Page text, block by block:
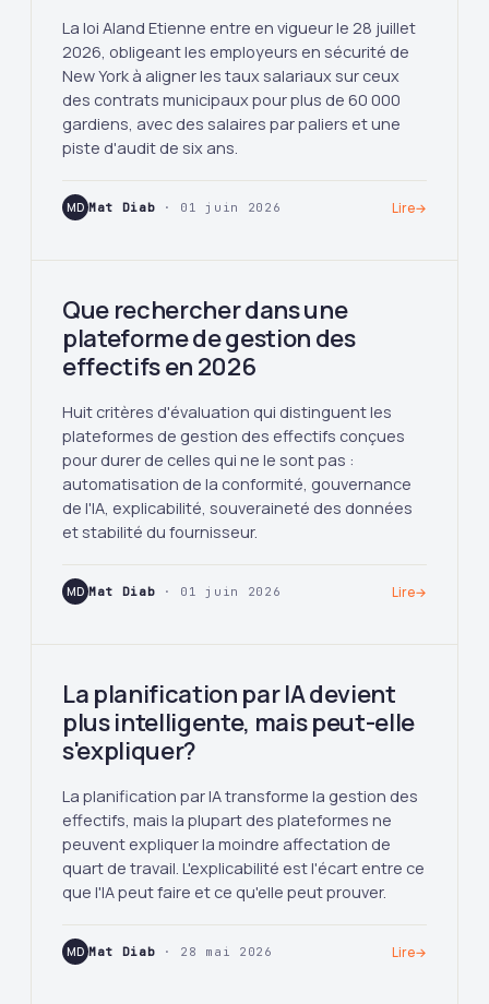
La loi Aland Etienne entre en vigueur le 28 juillet
2026, obligeant les employeurs en sécurité de
New York à aligner les taux salariaux sur ceux
des contrats municipaux pour plus de 60 000
gardiens, avec des salaires par paliers et une
piste d'audit de six ans.
MD Mat Diab · 01 juin 2026 Lire→
Que rechercher dans une
plateforme de gestion des
effectifs en 2026
Huit critères d'évaluation qui distinguent les
plateformes de gestion des effectifs conçues
pour durer de celles qui ne le sont pas :
automatisation de la conformité, gouvernance
de l'IA, explicabilité, souveraineté des données
et stabilité du fournisseur.
MD Mat Diab · 01 juin 2026 Lire→
La planification par IA devient
plus intelligente, mais peut-elle
s'expliquer?
La planification par IA transforme la gestion des
effectifs, mais la plupart des plateformes ne
peuvent expliquer la moindre affectation de
quart de travail. L'explicabilité est l'écart entre ce
que l'IA peut faire et ce qu'elle peut prouver.
MD Mat Diab · 28 mai 2026 Lire→